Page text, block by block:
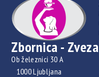
Zbornica - Zveza
Ob železnici 30 A
1000 Ljubljana